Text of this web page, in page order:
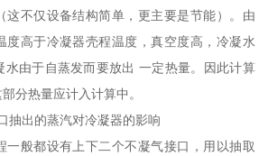
这不仅设备结构简单，更主要是节能）。由
度高于冷凝器壳程温度，真空度高，冷凝水
水由于自蒸发而要放出 一定热量。因此计算
分热量应计入计算中。
抽出的蒸汽对冷凝器的影响
一般都设有上下二个不凝气接口，用以抽取